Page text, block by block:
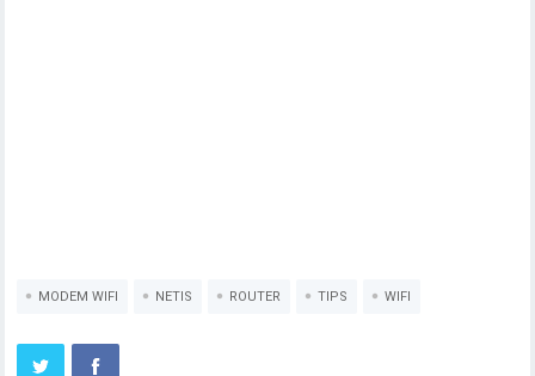
MODEM WIFI NETIS ROUTER TIPS WIFI